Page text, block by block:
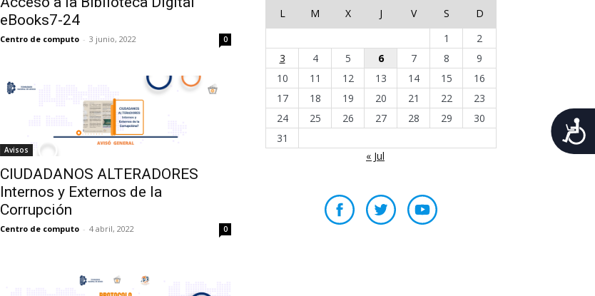
eBooks7-24
Centro de computo - 3 junio, 2022 0
Avisos
CIUDADANOS ALTERADORES
Internos y Externos de la
Corrupción
Centro de computo - 4 abril, 2022 0
L M X J V S
D
1
2
3
4 5 6 7 8
9
10
11 12 13 14 15
16
17
18 19 20 21 22
23
24
25 26 27 28 29
30
31
« Jul